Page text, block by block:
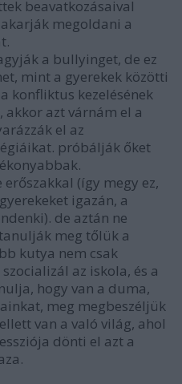
beavatkozásaival
megoldani a
a bullyinget, de ez
mint a gyerekek közötti
konfliktus kezelésének
azt várnám el a
el az
próbálják őket
(így megy ez,
igazán, a
de aztán ne
meg tőlük a
kutya nem csak
az iskola, és a
hogy van a duma,
meg megbeszéljük
van a való világ, ahol
dönti el azt a